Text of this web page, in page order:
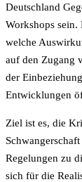
Deutschland
Workshops sein.
welche
auf den Zugang
der
Entwicklungen
Ziel ist es, die
Regelungen zu
sich für die